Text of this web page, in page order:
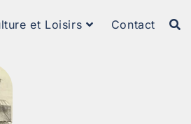
et Loisirs Contact